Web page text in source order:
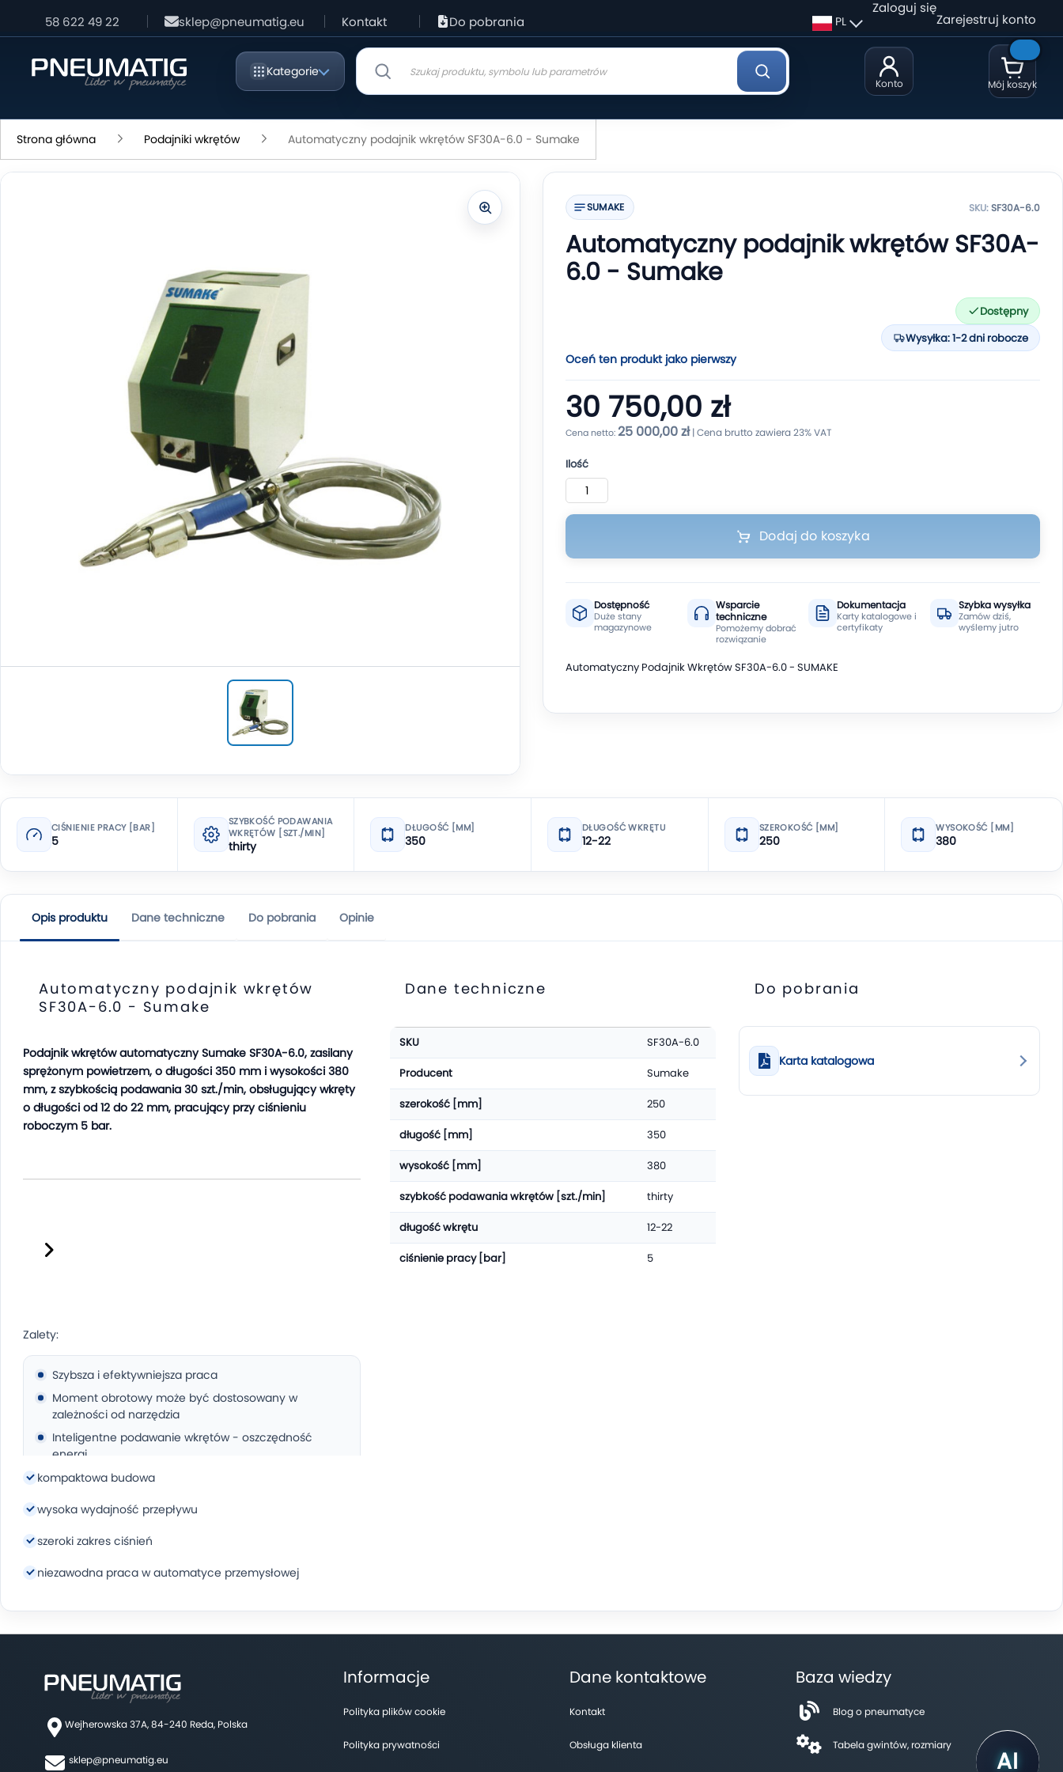
58 622 49 22 sklep@pneumatig.eu Kontakt Do pobrania
Kategorie
Konto
PL
Zaloguj się
Zarejestruj konto
Mój koszyk
Strona główna Podajniki wkrętów Automatyczny podajnik wkrętów SF30A-6.0 - Sumake
SUMAKE SKU:SF30A-6.0
Automatyczny podajnik wkrętów SF30A-
6.0 - Sumake
Dostępny
Wysyłka: 1-2 dni robocze
Oceń ten produkt jako pierwszy
30 750,00 zł
25 000,00 zł
Ilość
Dodaj do koszyka
Dostępność
Duże stany
magazynowe
Wsparcie
techniczne
Pomożemy dobrać
rozwiązanie
Dokumentacja
Karty katalogowe i
certyfikaty
Szybka wysyłka
Zamów dziś,
wyślemy jutro
Automatyczny Podajnik Wkrętów SF30A-6.0 - SUMAKE
CIŚNIENIE PRACY [BAR]
5
SZYBKOŚĆ PODAWANIA
WKRĘTÓW [SZT./MIN]
thirty
DŁUGOŚĆ [MM]
350
DŁUGOŚĆ WKRĘTU
12-22
SZEROKOŚĆ [MM]
250
WYSOKOŚĆ [MM]
380
Opis produktu Dane techniczne Do pobrania Opinie
Automatyczny podajnik wkrętów
SF30A-6.0 - Sumake
Podajnik wkrętów automatyczny Sumake SF30A-6.0, zasilany
sprężonym powietrzem, o długości 350 mm i wysokości 380
mm, z szybkością podawania 30 szt./min, obsługujący wkręty
o długości od 12 do 22 mm, pracujący przy ciśnieniu
roboczym 5 bar.
Zalety:
Szybsza i efektywniejsza praca
Moment obrotowy może być dostosowany w
zależności od narzędzia
Inteligentne podawanie wkrętów - oszczędność
energi
Może być używany w dowolnym miejscu
dostępnych na rynkuwkrętarek pneumatycznych
Dane techniczne:
Długość wkrętu: 12-22 mm
Wymiary: 35cm(dł.)x25cm(szer.)x38cm(wys.)
Waga: 22 kg
Napięcie: 110/220V
Ciśnienie: 5 bar
kompaktowa budowa
wysoka wydajność przepływu
szeroki zakres ciśnień
niezawodna praca w automatyce przemysłowej
Dane techniczne
Więcej
informacji
SKU SF30A-6.0
Producent Sumake
szerokość [mm] 250
długość [mm] 350
wysokość [mm] 380
szybkość podawania wkrętów [szt./min] thirty
długość wkrętu 12-22
ciśnienie pracy [bar] 5
Do pobrania
Karta katalogowa
Wejherowska 37A, 84-240 Reda, Polska
sklep@pneumatig.eu
Informacje
Polityka plików cookie
Polityka prywatności
Dane kontaktowe
Kontakt
Obsługa klienta
Baza wiedzy
Blog o pneumatyce
Tabela gwintów, rozmiary